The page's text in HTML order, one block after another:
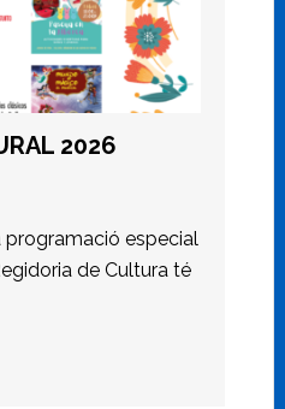
2026
programació especial
de Cultura té